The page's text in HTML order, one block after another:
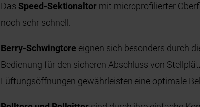
Das Speed-Sektionaltor mit microprofilierter
noch sehr schnell.
Berry-Schwingtore eignen sich besonders durch
Bedienung für den sicheren Abschluss von
Lüftungsöffnungen gewährleisten eine optimale